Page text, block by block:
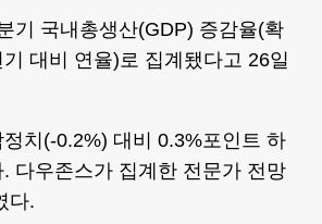
기 국내총생산(GDP) 증감율(확
대비 연율)로 집계됐다고 26일
치(-0.2%) 대비 0.3%포인트 하
다우존스가 집계한 전문가 전망
였다.